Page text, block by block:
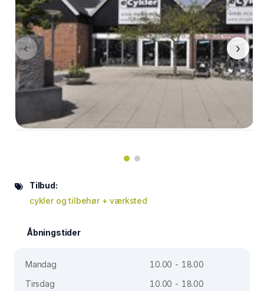
‹ ›
Tilbud:
cykler og tilbehør + værksted
Åbningstider
Mandag
10.00 - 18.00
Tirsdag
10.00 - 18.00